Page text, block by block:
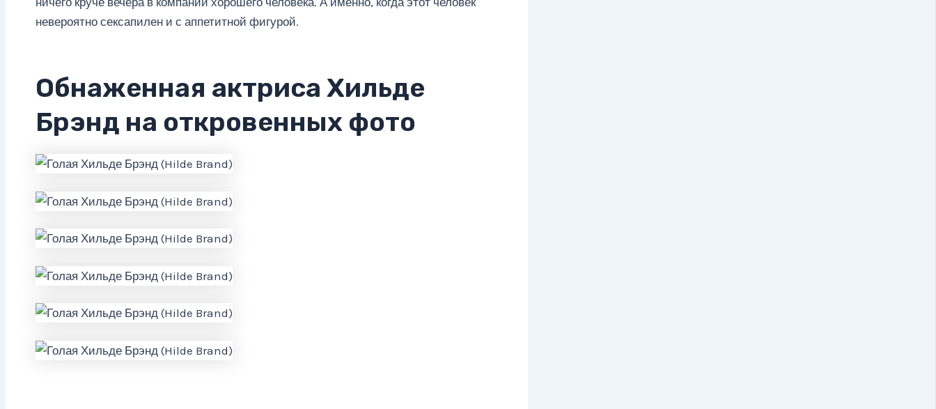
невероятно сексапилен и с аппетитной фигурой.
Обнаженная актриса Хильде
Брэнд на откровенных фото